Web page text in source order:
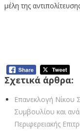
μέλη της
Σχετικά άρθρα:
Επανεκλογή Νίκου
Συμβουλίου και
Περιφερειακής